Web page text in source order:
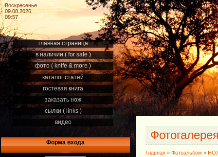
Воскресенье
09.08.2026
09:57
главная страница
в наличии ( for sale )
фото ( knife & more )
каталог статей
гостевая книга
заказать нож
сылки ( links )
видео
Форма входа
Главная » Фотоальбом »